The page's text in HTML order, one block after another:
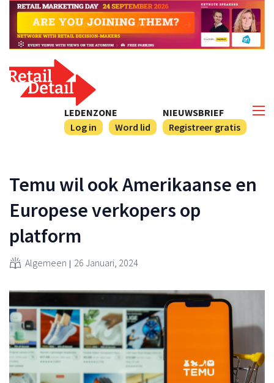
NIEUWSBRIEF
Registreer gratis
LEDENZONE
Log in
Word lid
Temu wil ook Amerikaanse en
Europese verkopers op
platform
Algemeen 26 Januari, 2024